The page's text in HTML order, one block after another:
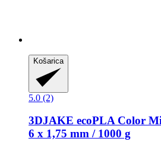
Košarica
5.0 (2)
3DJAKE ecoPLA Color
6 x 1,75 mm / 1000 g